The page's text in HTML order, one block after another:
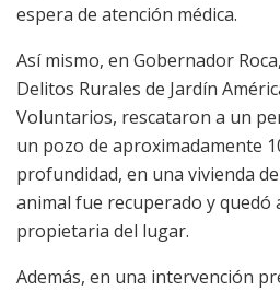
espera de atención médica.
Así mismo, en Gobernador
Delitos Rurales de Jardín
Voluntarios, rescataron a un
un pozo de aproximadamente
profundidad, en una vivienda de
animal fue recuperado y quedó
propietaria del lugar.
Además, en una intervención